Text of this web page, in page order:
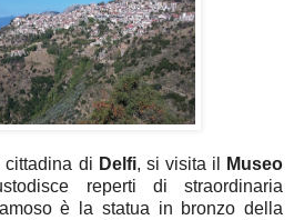
cittadina di Delfi, si visita il
Museo
reperti di straordinaria
è la statua in bronzo della